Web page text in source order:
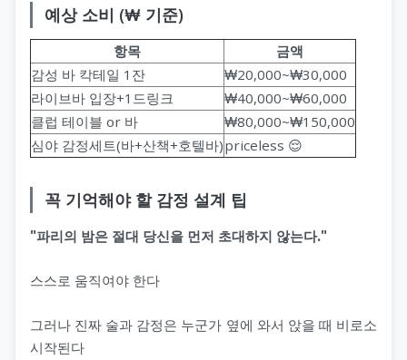
예상 소비 (₩ 기준)
항목
금액
감성 바 칵테일 1잔
₩20,000~₩30,000
라이브바 입장+1드링크
₩40,000~₩60,000
클럽 테이블 or 바
₩80,000~₩150,000
심야 감정세트(바+산책+호텔바)priceless 😌
꼭 기억해야 할 감정 설계 팁
"파리의 밤은 절대 당신을 먼저 초대하지 않는다."
스스로 움직여야 한다
그러나 진짜 술과 감정은 누군가 옆에 와서 앉을 때 비로소
시작된다